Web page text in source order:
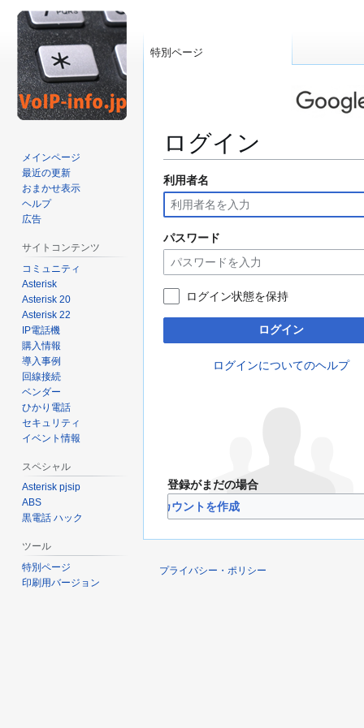
ログイン
ナ
ビ
ゲ
ー
シ
ョ
ン
に
動
検
索
に
移
動
利用者名
パスワード
ログイン状態を保持
ログイン
ログインについてのヘルプ
登録がまだの場合
VoIP-Info.jpのアカウントを作成
特別ページ
メインページ
最近の更新
おまかせ表示
ヘルプ
広告
サイトコンテンツ
コミュニティ
Asterisk
Asterisk 20
Asterisk 22
IP電話機
購入情報
導入事例
回線接続
ベンダー
ひかり電話
セキュリティ
イベント情報
スペシャル
Asterisk pjsip
ABS
黒電話 ハック
ツール
特別ページ
印刷用バージョン
プライバシー・ポリシー